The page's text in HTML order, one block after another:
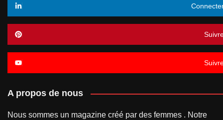
A propos de nous
Nous sommes un magazine créé par des femmes . Notre